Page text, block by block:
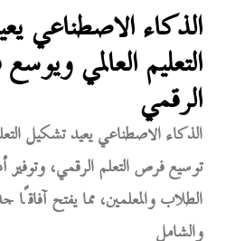
الذكاء الاصطناعي
التعليم العالمي
الرقمي
الذكاء الاصطناعي يعيد تشكيل
توسيع فرص التعلم الرقمي،
الطلاب والمعلمين، مما يفتح آفاقًا
والشامل